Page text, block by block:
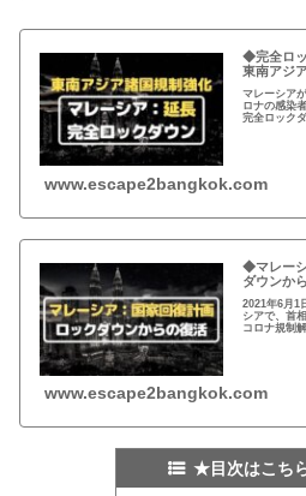
◆完全ロ
東南アジ
マレーシア
ロナの感染
完全ロック
www.escape2bangkok.com
◆マレー
ダウンか
2021年6月1
シアで、首
コロナ規制
www.escape2bangkok.com
★目次はこち